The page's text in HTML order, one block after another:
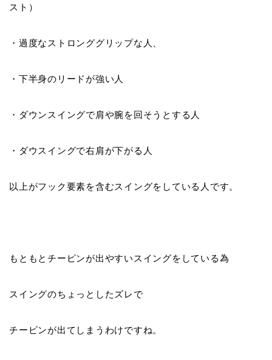
スト）
・過度なストロンググリップな人、
・下半身のリードが強い人
・ダウンスイングで肩や腕を回そうとする人
・ダウスイングで右肩が下がる人
以上がフック要素を含むスイングをしている人です。
もともとチーピンが出やすいスイングをしている為
スイングのちょっとしたズレで
チーピンが出てしまうわけですね。